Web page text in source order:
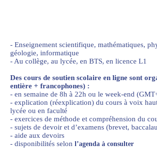
- Enseignement scientifique, mathématiques,
géologie, informatique
- Au collège, au lycée, en BTS, en licence L1
Des cours de soutien scolaire en ligne sont
entière + francophones) :
- en semaine de 8h à 22h ou le week-end
- explication (réexplication) du cours à voix
lycée ou en faculté
- exercices de méthode et compréhension du
- sujets de devoir et d’examens (brevet,
- aide aux devoirs
- disponibilités selon l’agenda à consulter